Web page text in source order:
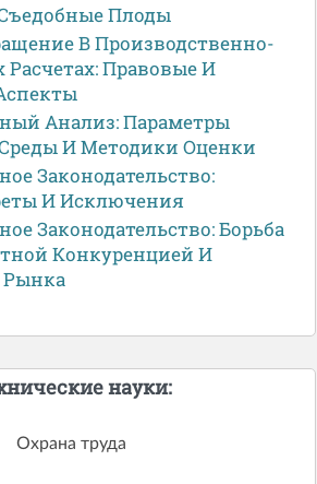
Плоды
В Производственно-
Правовые И
Анализ: Параметры
И Методики Оценки
Законодательство:
И Исключения
Законодательство: Борьба
Конкуренцией И
Рынка
науки:
Охрана труда